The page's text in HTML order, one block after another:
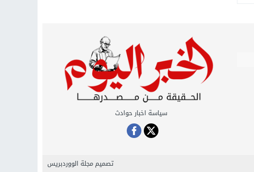
سياسة اخبار حوادث
تصميممجلة الووردبريس